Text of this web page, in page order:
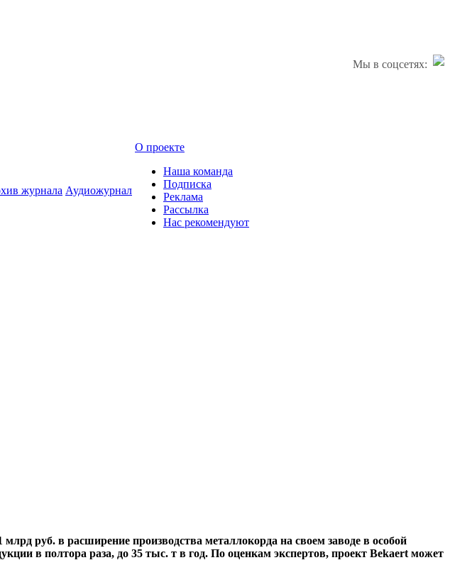
Мы в соцсетях:
журнала Аудиожурнал
О проекте
Наша команда
Подписка
Реклама
Рассылка
Нас рекомендуют
руб. в расширение производства металлокорда на своем заводе в особой
в полтора раза, до 35 тыс. т в год. По оценкам экспертов, проект Bekaert может